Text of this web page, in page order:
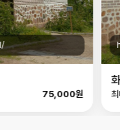
75,000원